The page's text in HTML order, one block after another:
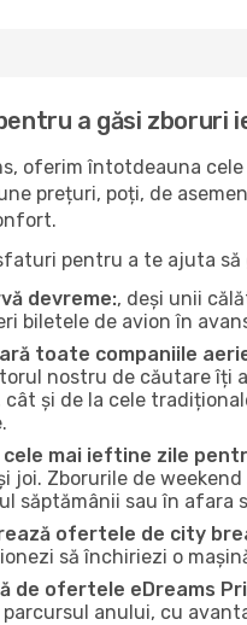
a găsi zboruri
oferim întotdeauna
prețuri, poți, de
pentru a te ajuta
devreme:, deși unii
biletele de avion în
toate companiile
nostru de căutare îți
cât și de la cele
cele mai ieftine zile
joi. Zborurile de
săptămânii sau în afara
ofertele de city
să închiriezi o
de ofertele eDreams
anului, cu